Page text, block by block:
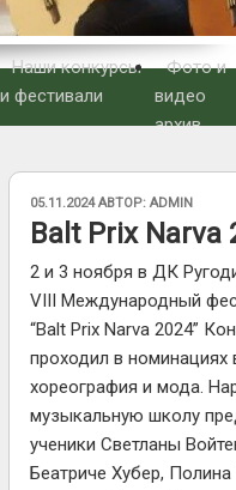
Наши конкурсы
и фестивали
Фото и
видео
архив
ОПУБЛИКОВАНО
05.11.2024АВТОР:ADMIN
Balt Prix Narva
2 и 3 ноября в ДК
VIII Международный
“Balt Prix Narva 2024”
проходил в номинациях
хореография и мода.
музыкальную школу
ученики Светланы
Беатриче Хубер,